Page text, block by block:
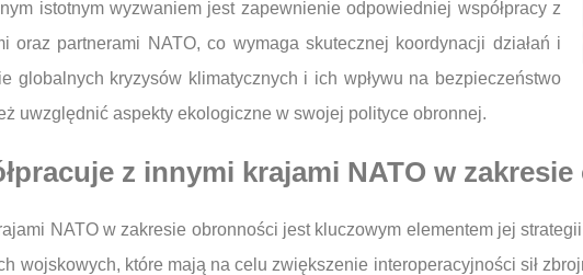
istotnym wyzwaniem jest zapewnienie odpowiedniej współpracy z
oraz partnerami NATO, co wymaga skutecznej koordynacji działań i
globalnych kryzysów klimatycznych i ich wpływu na bezpieczeństwo
uwzględnić aspekty ekologiczne w swojej polityce obronnej.
z innymi krajami NATO w
NATO w zakresie obronności jest kluczowym elementem jej
wojskowych, które mają na celu zwiększenie interoperacyjności sił